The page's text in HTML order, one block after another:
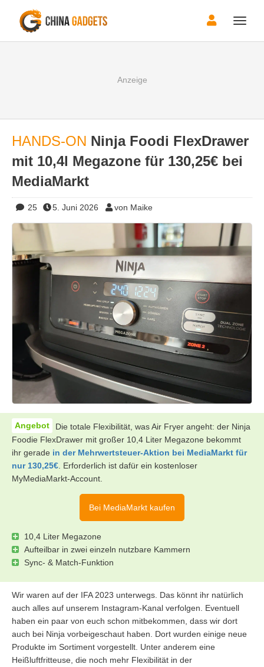
Toggle
HANDS-ON Ninja Foodi FlexDrawer
mit 10,4l Megazone für 130,25€ bei
MediaMarkt
25 5. Juni 2026 von Maike
Die totale Flexibilität, was Air Fryer angeht: der Ninja
Foodie FlexDrawer mit großer 10,4 Liter Megazone bekommt
ihr gerade in der Mehrwertsteuer-Aktion bei MediaMarkt für
nur 130,25€ . Erforderlich ist dafür ein kostenloser
MyMediaMarkt-Account.
Bei MediaMarkt kaufen
10,4 Liter Megazone
Aufteilbar in zwei einzeln nutzbare Kammern
Sync- & Match-Funktion
Wir waren auf der IFA 2023 unterwegs. Das könnt ihr natürlich
auch alles auf unserem Instagram-Kanal verfolgen. Eventuell
haben ein paar von euch schon mitbekommen, dass wir dort
auch bei Ninja vorbeigeschaut haben. Dort wurden einige neue
Produkte im Sortiment vorgestellt. Unter anderem eine
Heißluftfritteuse, die noch mehr Flexibilität in der